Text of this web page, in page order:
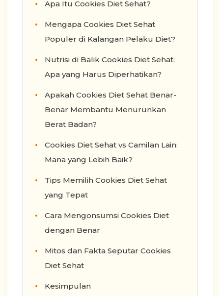
Apa Itu Cookies Diet Sehat?
Mengapa Cookies Diet Sehat
Populer di Kalangan Pelaku Diet?
Nutrisi di Balik Cookies Diet Sehat:
Apa yang Harus Diperhatikan?
Apakah Cookies Diet Sehat Benar-
Benar Membantu Menurunkan
Berat Badan?
Cookies Diet Sehat vs Camilan Lain:
Mana yang Lebih Baik?
Tips Memilih Cookies Diet Sehat
yang Tepat
Cara Mengonsumsi Cookies Diet
dengan Benar
Mitos dan Fakta Seputar Cookies
Diet Sehat
Kesimpulan